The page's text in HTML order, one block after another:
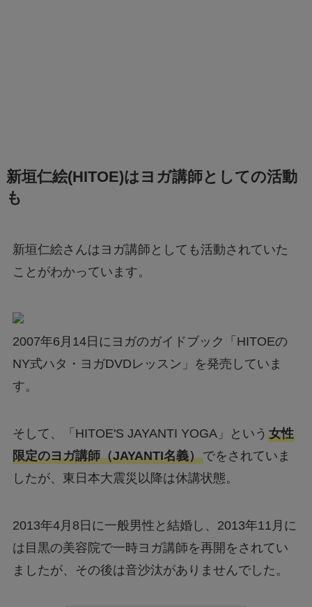
新垣仁絵(HITOE)はヨガ講師としての活動
も
新垣仁絵さんはヨガ講師としても活動されていた
ことがわかっています。
2007年6月14日にヨガのガイドブック「HITOEの
NY式ハタ・ヨガDVDレッスン」を発売していま
す。
そして、「HITOE'S JAYANTI YOGA」という 女性
限定のヨガ講師（JAYANTI名義）でをされていま
したが、東日本大震災以降は休講状態。
2013年4月8日に一般男性と結婚し、2013年11月に
は目黒の美容院で一時ヨガ講師を再開をされてい
ましたが、その後は音沙汰がありませんでした。